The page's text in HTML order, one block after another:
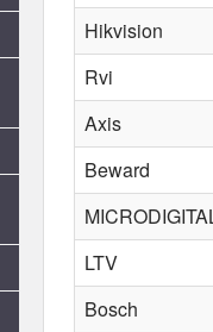
Hikvision
Rvi
Axis
Beward
LTV
Bosch